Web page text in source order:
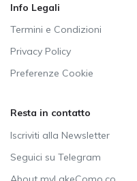
Info Legali
Termini e Condizioni
Privacy Policy
Preferenze Cookie
Resta in contatto
Iscriviti alla Newsletter
Seguici su Telegram